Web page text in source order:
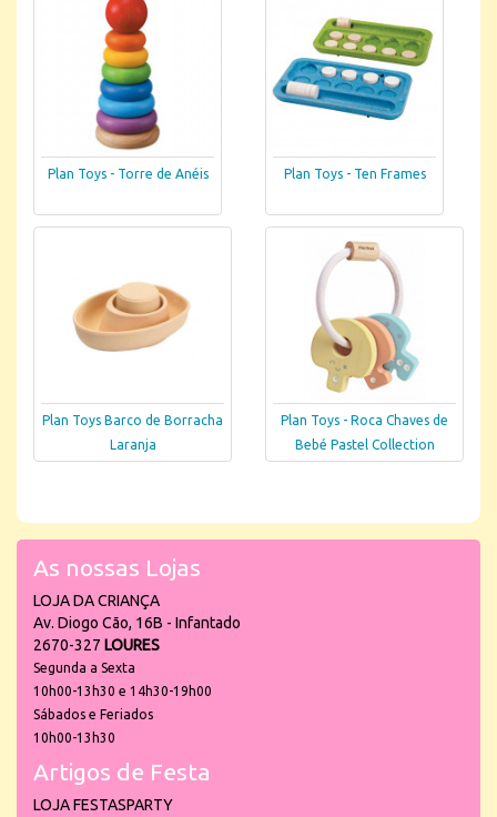
Plan Toys - Torre de Anéis Plan Toys - Ten Frames
Plan Toys Barco de Borracha
Laranja
Plan Toys - Roca Chaves de
Bebé Pastel Collection
As nossas Lojas
LOJA DA CRIANÇA
Av. Diogo Cão, 16B - Infantado
2670-327 LOURES
Segunda a Sexta
10h00-13h30 e 14h30-19h00
Sábados e Feriados
10h00-13h30
Artigos de Festa
LOJA FESTASPARTY